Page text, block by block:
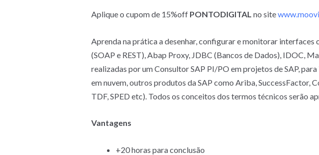
Aplique o cupom de 15%off PONTODIGITAL no site
Aprenda na prática a desenhar, configurar e monitorar
(SOAP e REST), Abap Proxy, JDBC (Bancos de Dados), IDOC,
realizadas por um Consultor SAP PI/PO em projetos de SAP,
em nuvem, outros produtos da SAP como Ariba, SuccessFactor,
TDF, SPED etc). Todos os conceitos dos termos técnicos serão
Vantagens
+20 horas para conclusão